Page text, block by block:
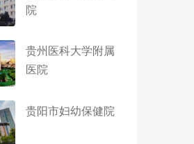
院
贵州医科大学附属
医院
贵阳市妇幼保健院